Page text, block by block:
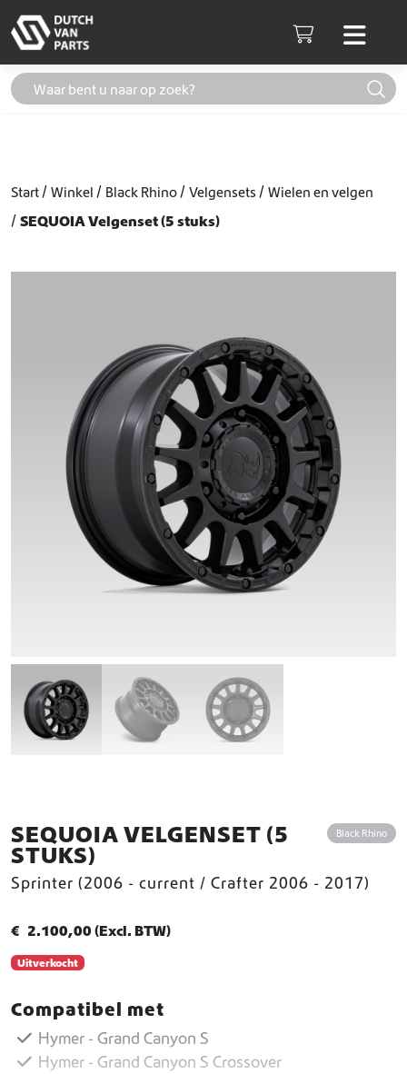
Cart
Start Winkel Black Rhino Velgensets
Wielen en velgen
SEQUOIA Velgenset (5 stuks)
SEQUOIA VELGENSET (5
STUKS)
Black Rhino
Sprinter (2006 - current / Crafter 2006 - 2017)
€ 2.100,00 (Excl. BTW)
Uitverkocht
Compatibel met
Hymer - Grand Canyon S
Hymer - Grand Canyon S Crossover